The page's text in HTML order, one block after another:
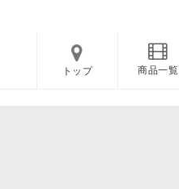
トップ 商品一覧